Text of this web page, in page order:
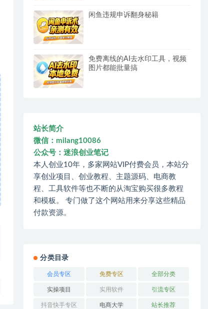
闲鱼违规申诉翻身秘籍
免费离线的AI去水印工具，视频
图片都能批量搞
站长简介
微信：milang10086
公众号：迷浪创业笔记
本人创业10年，多家网站VIP付费会员，本站分
享创业项目、创业教程、主题源码、电商教
程、工具软件等也不断的从淘宝购买很多教程
和模板。 专门做了这个网站用来分享这些精品
付款资源。
分类目录
会员专区 免费专区 全部分类
实操项目 实用软件 引流专区
抖音快手专区 电商大学 站长推荐